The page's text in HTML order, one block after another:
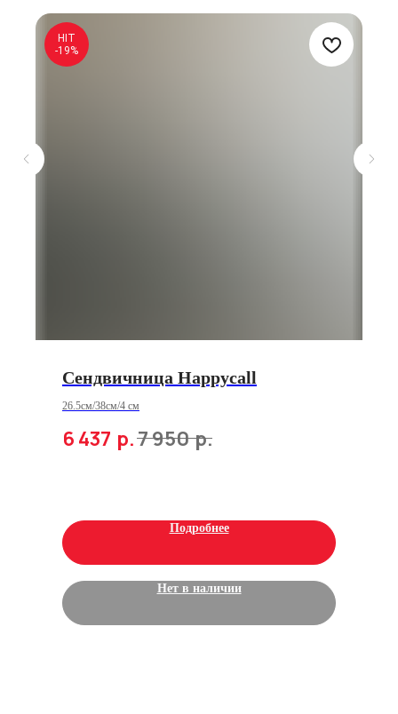
HIT
-19%
Сендвичница Happycall
26.5см/38см/4 см
6 437 р.7 950 р.
Подробнее
Нет в наличии